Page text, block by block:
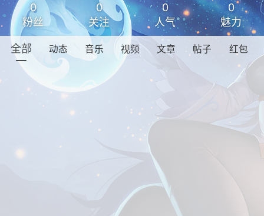
GTA6 RDR2
彩虹六号
每日签到 每日排行
0
粉丝
0
关注
0
人气
0
魅力
全部 动态 音乐 视频 文章 帖子 红包